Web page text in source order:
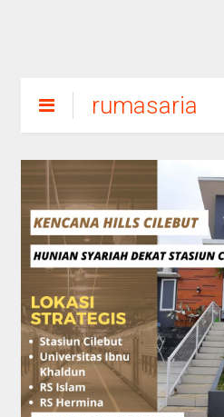
rumasaria